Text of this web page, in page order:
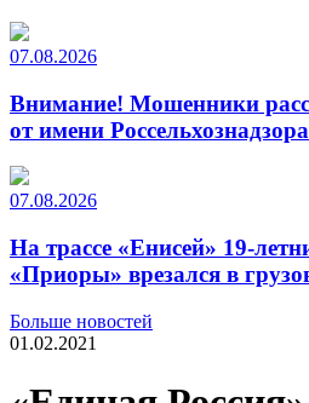
07.08.2026
Внимание! Мошенники
от имени Россельхознадзора
07.08.2026
На трассе «Енисей» 19-
«Приоры» врезался в
Больше новостей
01.02.2021